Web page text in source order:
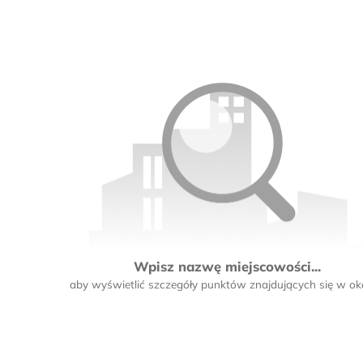
Wpisz nazwę miejscowości...
aby wyświetlić szczegóły punktów znajdujących się w